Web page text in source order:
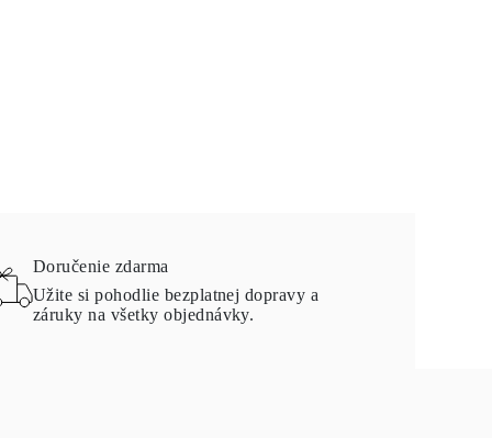
Doručenie zdarma
Užite si pohodlie bezplatnej dopravy a
záruky na všetky objednávky.